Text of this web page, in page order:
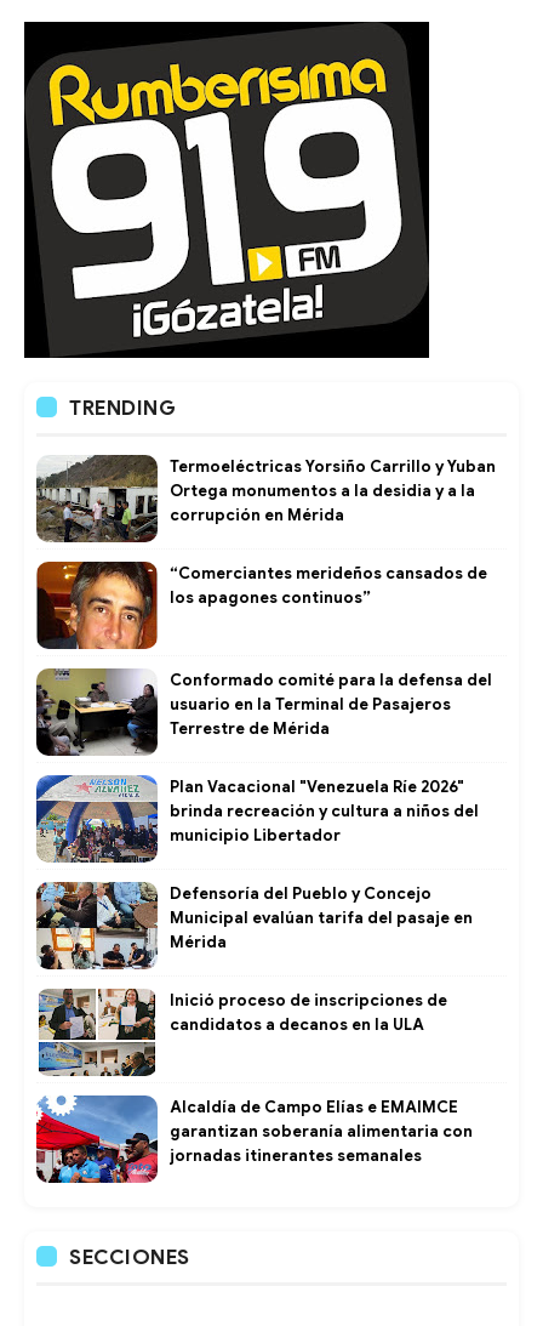
TRENDING
Termoeléctricas Yorsiño Carrillo y Yuban
Ortega monumentos a la desidia y a la
corrupción en Mérida
“Comerciantes merideños cansados de
los apagones continuos”
Conformado comité para la defensa del
usuario en la Terminal de Pasajeros
Terrestre de Mérida
Plan Vacacional "Venezuela Ríe 2026"
brinda recreación y cultura a niños del
municipio Libertador
Defensoría del Pueblo y Concejo
Municipal evalúan tarifa del pasaje en
Mérida
Inició proceso de inscripciones de
candidatos a decanos en la ULA
Alcaldía de Campo Elías e EMAIMCE
garantizan soberanía alimentaria con
jornadas itinerantes semanales
SECCIONES